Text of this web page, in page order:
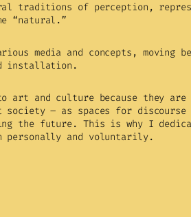
traditions of perception,
“natural.”
media and concepts, moving
installation.
art and culture because they
society – as spaces for discourse
the future. This is why I
personally and voluntarily.